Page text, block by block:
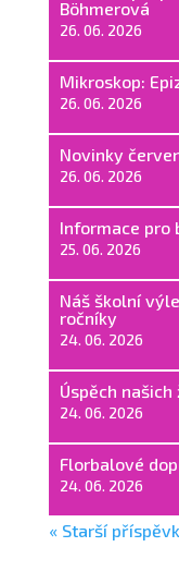
Böhmerová
26. 06. 2026
Mikroskop:
26. 06. 2026
Novinky
26. 06. 2026
Informace pro
25. 06. 2026
Náš školní
ročníky
24. 06. 2026
Úspěch
24. 06. 2026
Florbalové
24. 06. 2026
« Starší